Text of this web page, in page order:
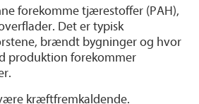
forekomme tjærestoffer (PAH),
Det er typisk
brændt bygninger og hvor
produktion forekommer
kræftfremkaldende.